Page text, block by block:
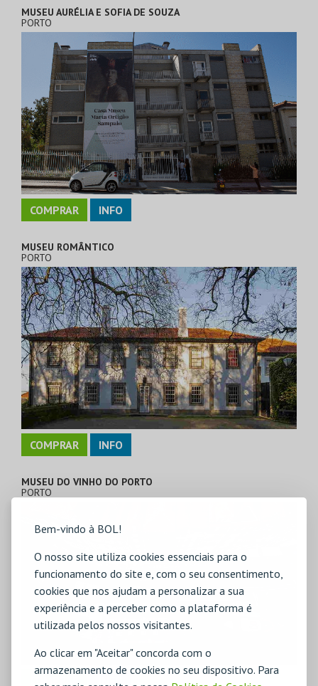
Bem-vindo à BOL!
O nosso site utiliza cookies essenciais para o
funcionamento do site e, com o seu consentimento,
cookies que nos ajudam a personalizar a sua
experiência e a perceber como a plataforma é
utilizada pelos nossos visitantes.
Ao clicar em "Aceitar" concorda com o
armazenamento de cookies no seu dispositivo. Para
MUSEU AURÉLIA E SOFIA DE SOUZA
PORTO
COMPRAR INFO
MUSEU ROMÂNTICO
PORTO
COMPRAR INFO
MUSEU DO VINHO DO PORTO
PORTO
COMPRAR INFO